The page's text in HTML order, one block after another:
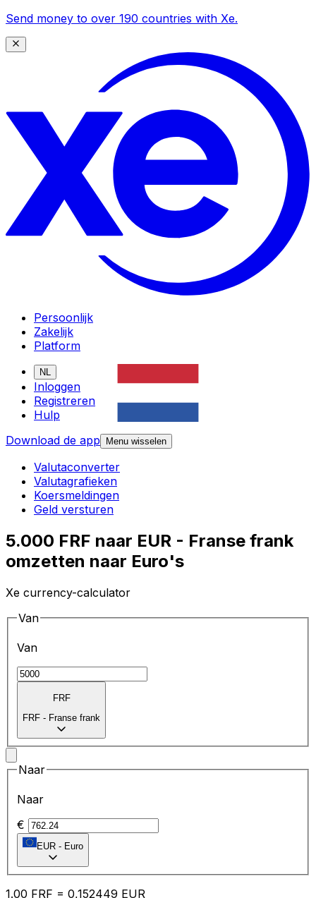
Send money to over 190 countries with Xe.
Persoonlijk
Zakelijk
Platform
NL
Inloggen
Registreren
Hulp
Download de app
Menu wisselen
Valutaconverter
Valutagrafieken
Koersmeldingen
Geld versturen
5.000 FRF naar EUR - Franse frank
omzetten naar Euro's
Xe currency-calculator
Van
Van
FRF
FRF - Franse frank
Naar
Naar
€
EUR - Euro
1.00 FRF = 0,152449 EUR